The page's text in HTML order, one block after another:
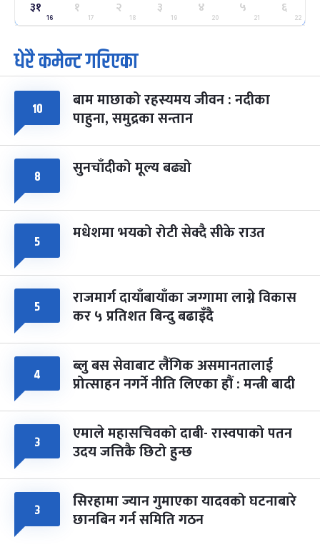
२५
मंगल फाल्गुन २५, २०८३ Mar 9, 2027
७
आइत
पूर्णिमा व्रत
चैत्र ७, २०८३-Mar 21, 2027
८
सोम
फागुपूर्णिमा
चैत्र ८, २०८३- Mar 22, 2027
७ महिना बाँकी
३१
16
१
17
२
18
३
19
४
20
५
21
६
22
धेरै कमेन्ट गरिएका
१० बाम माछाको रहस्यमय जीवन : नदीका
पाहुना, समुद्रका सन्तान
८ सुनचाँदीको मूल्य बढ्यो
५ मधेशमा भयको रोटी सेक्दै सीके राउत
५ राजमार्ग दायाँबायाँका जग्गामा लाग्ने विकास
कर ५ प्रतिशत बिन्दु बढाइँदै
४ ब्लु बस सेवाबाट लैंगिक असमानतालाई
प्रोत्साहन नगर्ने नीति लिएका हौं : मन्त्री बादी
३ एमाले महासचिवको दाबी- रास्वपाको पतन
उदय जत्तिकै छिटो हुन्छ
३ सिरहामा ज्यान गुमाएका यादवको घटनाबारे
छानबिन गर्न समिति गठन